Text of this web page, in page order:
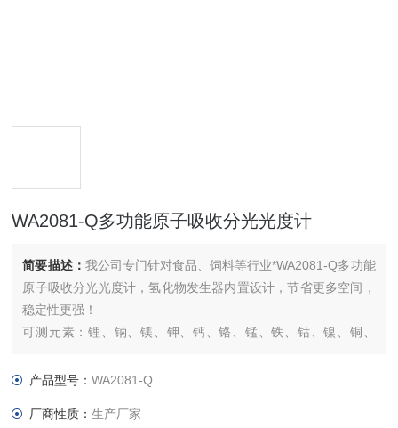
WA2081-Q多功能原子吸收分光光度计
简要描述： 我公司专门针对食品、饲料等行业*WA2081-Q多功能
原子吸收分光光度计，氢化物发生器内置设计，节省更多空间，
稳定性更强！
可测元素：锂、钠、镁、钾、钙、铬、锰、铁、钴、镍、铜、
碲、铯、锇、铱、铂、金、铊、铅、铋、锗、砷、硒、汞
产品型号：WA2081-Q
厂商性质：生产厂家